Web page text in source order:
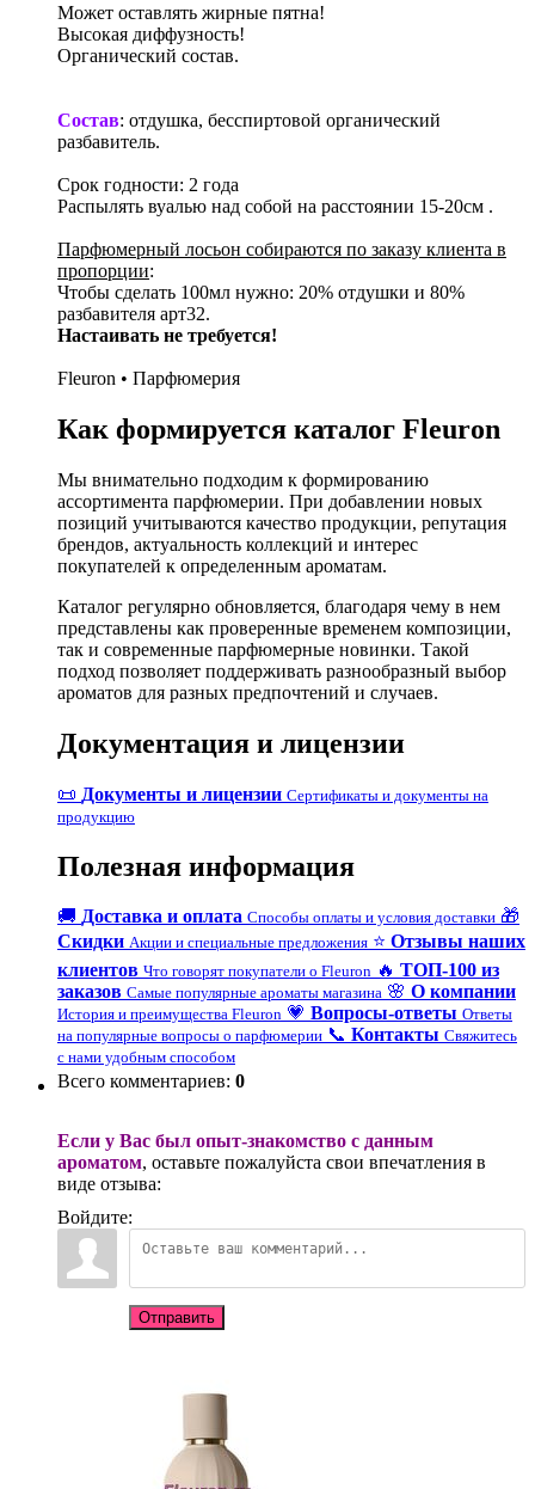
Может оставлять жирные пятна!
Высокая диффузность!
Органический состав.
Состав: отдушка, бесспиртовой органический
разбавитель.
Срок годности: 2 года
Распылять вуалью над собой на расстоянии 15-20см .
Парфюмерный лосьон собираются по заказу клиента в
пропорции:
Чтобы сделать 100мл нужно: 20% отдушки и 80%
разбавителя арт32.
Настаивать не требуется!
Fleuron • Парфюмерия
Как формируется каталог Fleuron
Мы внимательно подходим к формированию
ассортимента парфюмерии. При добавлении новых
позиций учитываются качество продукции, репутация
брендов, актуальность коллекций и интерес
покупателей к определенным ароматам.
Каталог регулярно обновляется, благодаря чему в нем
представлены как проверенные временем композиции,
так и современные парфюмерные новинки. Такой
подход позволяет поддерживать разнообразный выбор
ароматов для разных предпочтений и случаев.
Документация и лицензии
📜 Документы и лицензии Сертификаты и документы на
продукцию
Полезная информация
🚚 Доставка и оплата Способы оплаты и условия доставки 🎁
Скидки Акции и специальные предложения ⭐ Отзывы наших
клиентов Что говорят покупатели о Fleuron 🔥 ТОП-100 из
заказов Самые популярные ароматы магазина 🌸 О компании
История и преимущества Fleuron 💗 Вопросы-ответы Ответы
на популярные вопросы о парфюмерии 📞 Контакты Свяжитесь
с нами удобным способом
Всего комментариев: 0
Если у Вас был опыт-знакомство с данным
ароматом, оставьте пожалуйста свои впечатления в
виде отзыва:
Войдите:
Отправить